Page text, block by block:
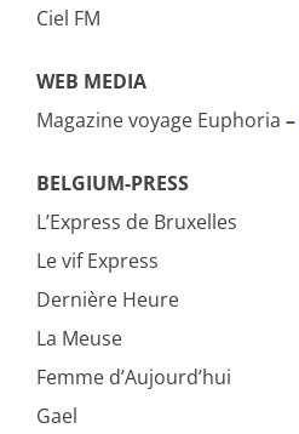
Ciel FM
WEB MEDIA
Magazine voyage Euphoria –
BELGIUM-PRESS
L’Express de Bruxelles
Le vif Express
Dernière Heure
La Meuse
Femme d’Aujourd’hui
Gael